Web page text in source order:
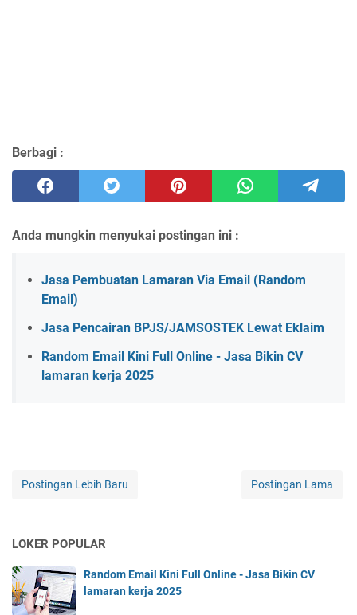
Berbagi :
Anda mungkin menyukai postingan ini :
Jasa Pembuatan Lamaran Via Email (Random
Email)
Jasa Pencairan BPJS/JAMSOSTEK Lewat Eklaim
Random Email Kini Full Online - Jasa Bikin CV
lamaran kerja 2025
Postingan Lebih Baru Postingan Lama
LOKER POPULAR
Random Email Kini Full Online - Jasa Bikin CV
lamaran kerja 2025